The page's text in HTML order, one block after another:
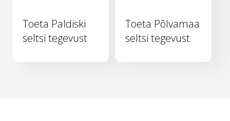
Toeta Paldiski
seltsi tegevust
Toeta Põlvamaa
seltsi tegevust